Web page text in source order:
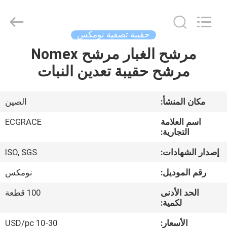
الصفحة
الرئيسية
منتجات
معلومات
عنا
جولة
المعمل
ENVIROTECH
CO.,LTD.
حقيبة تصفية نومكس
مرشح الغبار مرشح Nomex
مرشح حقيبة تعدين النبات
مكان المنشأ:
الصين
اسم العلامة
التجارية:
ECGRACE
إصدار الشهادات:
ISO, SGS
رقم الموديل:
نومكس
الحد الأدنى
لكمية:
100 قطعة
الأسعار:
10-30 USD/pc